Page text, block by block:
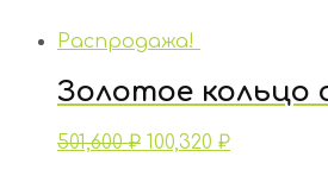
Распродажа!
Золотое
501,600₽ 100,320 ₽